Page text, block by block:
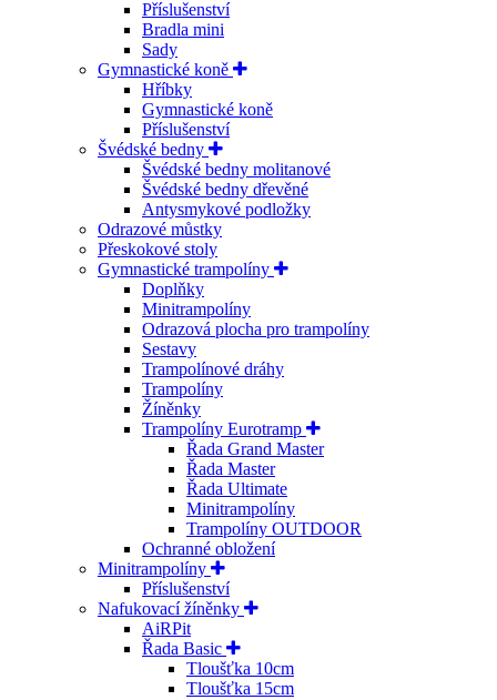
Příslušenství
Bradla mini
Sady
Gymnastické koně
Hříbky
Gymnastické koně
Příslušenství
Švédské bedny
Švédské bedny molitanové
Švédské bedny dřevěné
Antysmykové podložky
Odrazové můstky
Přeskokové stoly
Gymnastické trampolíny
Doplňky
Minitrampolíny
Odrazová plocha pro trampolíny
Sestavy
Trampolínové dráhy
Trampolíny
Žíněnky
Trampolíny Eurotramp
Řada Grand Master
Řada Master
Řada Ultimate
Minitrampolíny
Trampolíny OUTDOOR
Ochranné obložení
Minitrampolíny
Příslušenství
Nafukovací žíněnky
AiRPit
Řada Basic
Tloušťka 10cm
Tloušťka 15cm